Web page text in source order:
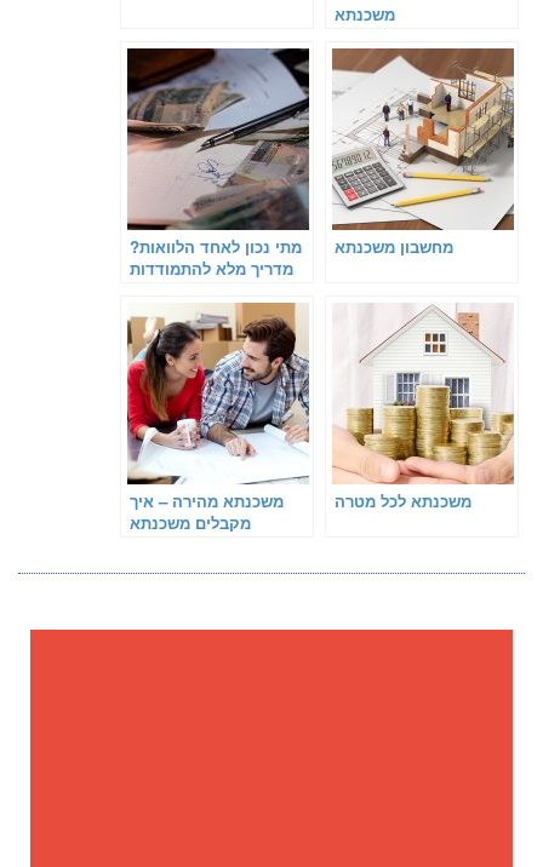
משכנתא
מתי נכון לאחד הלוואות?
מדריך מלא להתמודדות
לנשימה
מחשבון משכנתא
משכנתא מהירה – איך
מקבלים משכנתא
משכנתא לכל מטרה